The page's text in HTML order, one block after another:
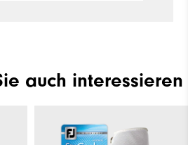
auch interessieren